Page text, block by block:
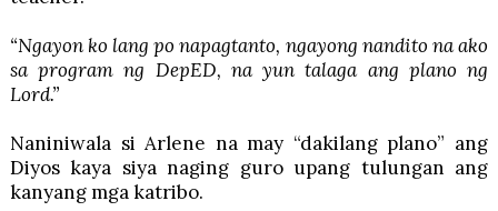
“Ngayon ko lang po napagtanto, ngayong nandito na ako
sa program ng DepED, na yun talaga ang plano ng
Lord.”
Naniniwala si Arlene na may “dakilang plano” ang
Diyos kaya siya naging guro upang tulungan ang
kanyang mga katribo.